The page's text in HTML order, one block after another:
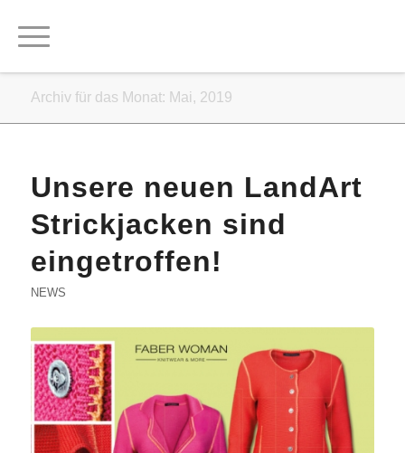
Archiv für das Monat: Mai, 2019
Unsere neuen LandArt
Strickjacken sind
eingetroffen!
NEWS